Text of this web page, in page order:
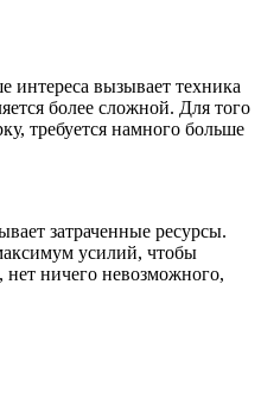
интереса вызывает техника
более сложной. Для того
требуется намного больше
затраченные ресурсы.
усилий, чтобы
ничего невозможного,